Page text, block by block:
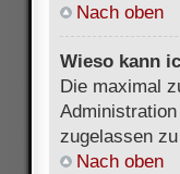
Nach oben
Wieso kann
Die maximal
zugelassen
Nach oben